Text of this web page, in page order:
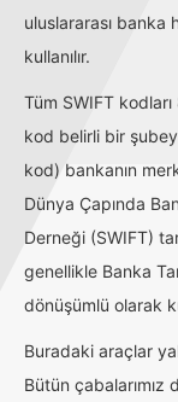
uluslararası banka
kullanılır.
Tüm SWIFT
kod belirli bir
kod) bankanın
Dünya Çapında
Derneği (SWIFT)
genellikle Banka
dönüşümlü olarak
Buradaki araçlar
Bütün çabalarımız